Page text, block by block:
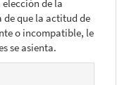
de la
de que la actitud de
o incompatible, le
se asienta.